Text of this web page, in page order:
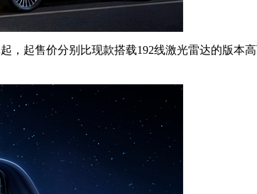
起，起售价分别比现款搭载192线激光雷达的版本